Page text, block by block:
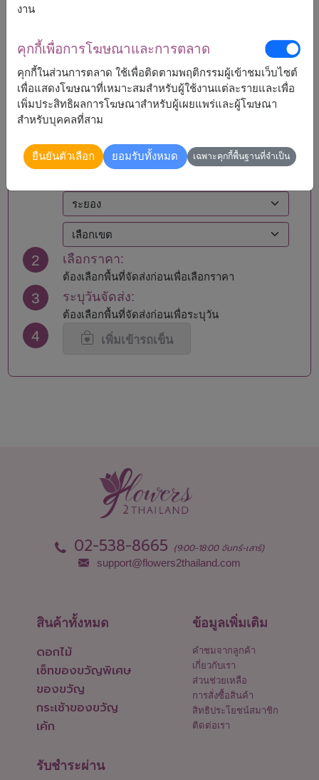
สั่งซื้อ
1 เลือกพื้นที่จัดส่ง:
2 เลือกราคา:
ต้องเลือกพื้นที่จัดส่งก่อนเพื่อเลือกราคา
3 ระบุวันจัดส่ง:
ต้องเลือกพื้นที่จัดส่งก่อนเพื่อระบุวัน
4 เพิ่มเข้ารถเข็น
02-538-8665 (9:00-18:00 จันทร์-เสาร์)
support@flowers2thailand.com
สินค้าทั้งหมด
ดอกไม้
เซ็ทของขวัญพิเศษ
ของขวัญ
กระเช้าของขวัญ
เค้ก
ข้อมูลเพิ่มเติม
คำชมจากลูกค้า
เกี่ยวกับเรา
ส่วนช่วยเหลือ
การสั่งซื้อสินค้า
สิทธิประโยชน์สมาชิก
ติดต่อเรา
รับชำระผ่าน
งาน
คุกกี้เพื่อการโฆษณาและการตลาด
คุกกี้ในส่วนการตลาด ใช้เพื่อติดตามพฤติกรรมผู้เข้าชมเว็บไซต์
เพื่อแสดงโฆษณาที่เหมาะสมสำหรับผู้ใช้งานแต่ละรายและเพื่อ
เพิ่มประสิทธิผลการโฆษณาสำหรับผู้เผยแพร่และผู้โฆษณา
สำหรับบุคคลที่สาม
ยืนยันตัวเลือก ยอมรับทั้งหมด เฉพาะคุกกี้พื้นฐานที่จำเป็น